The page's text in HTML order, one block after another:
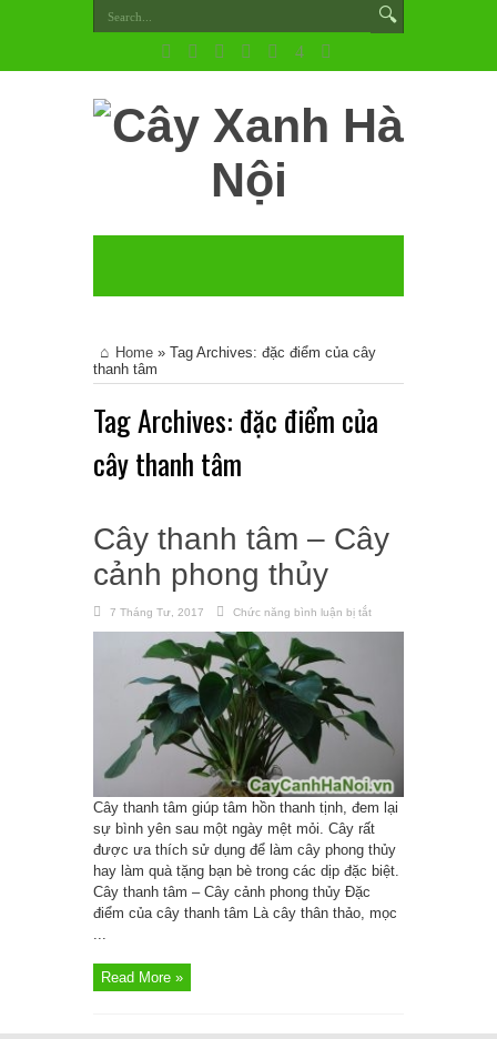
Home » Tag Archives: đặc điểm của cây
thanh tâm
Tag Archives: đặc điểm của
cây thanh tâm
Cây thanh tâm – Cây
cảnh phong thủy
7 Tháng Tư, 2017 Chức năng bình luận bị tắt
thủy
Cây thanh tâm giúp tâm hồn thanh tịnh, đem lại
sự bình yên sau một ngày mệt mỏi. Cây rất
được ưa thích sử dụng để làm cây phong thủy
hay làm quà tặng bạn bè trong các dịp đặc biệt.
Cây thanh tâm – Cây cảnh phong thủy Đặc
điểm của cây thanh tâm Là cây thân thảo, mọc
...
Read More »